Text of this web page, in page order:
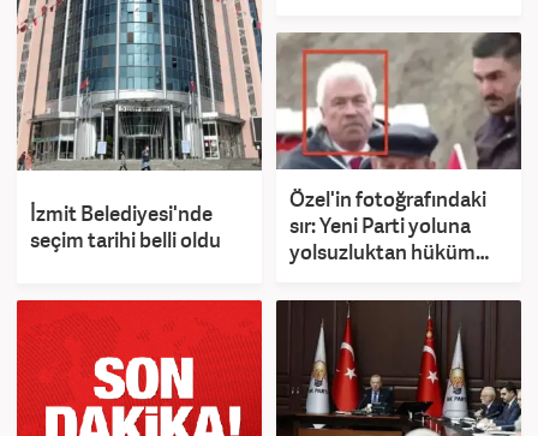
İzmit Belediyesi'nde
seçim tarihi belli oldu
Özel'in fotoğrafındaki
sır: Yeni Parti yoluna
yolsuzluktan hüküm